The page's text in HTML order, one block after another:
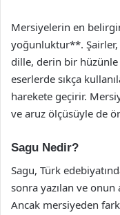
Mersiyelerin en
yoğunluktur**.
dille, derin bir hüzünle
eserlerde sıkça
harekete geçirir.
ve aruz ölçüsüyle de
Sagu Nedir?
Sagu, Türk
sonra yazılan ve onun
Ancak mersiyeden